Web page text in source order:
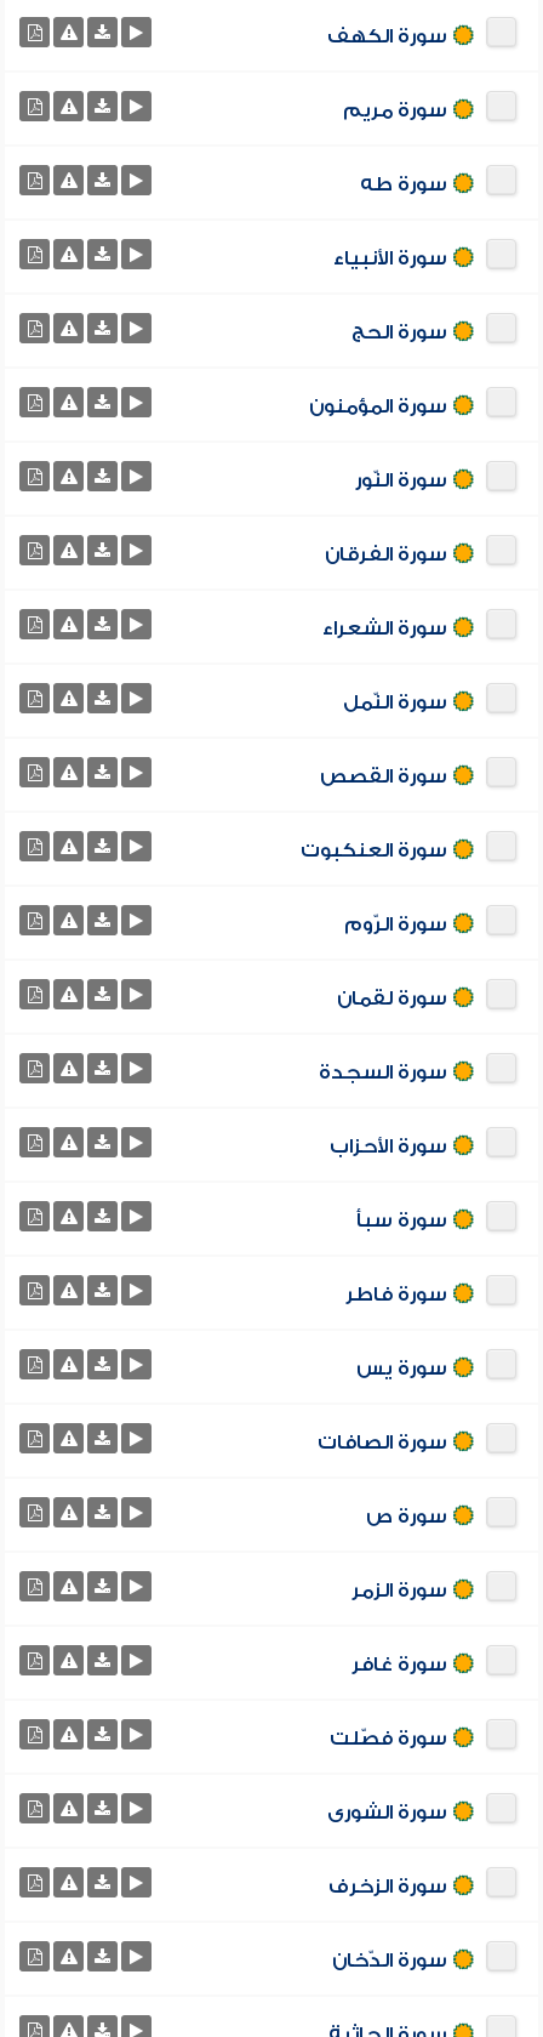
سورة الكهف
سورة مريم
سورة طه
سورة الأنبياء
سورة الحج
سورة المؤمنون
سورة النّور
سورة الفرقان
سورة الشعراء
سورة النّمل
سورة القصص
سورة العنكبوت
سورة الرّوم
سورة لقمان
سورة السجدة
سورة الأحزاب
سورة سبأ
سورة فاطر
سورة يس
سورة الصافات
سورة ص
سورة الزمر
سورة غافر
سورة فصّلت
سورة الشورى
سورة الزخرف
سورة الدّخان